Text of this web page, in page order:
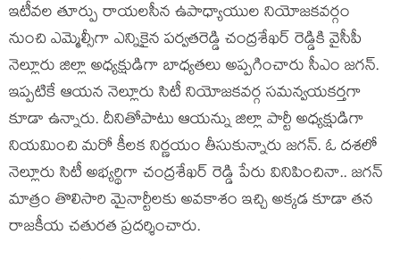
ఇటీవల తూర్పు రాయలసీన ఉపాధ్యాయుల నియోజకవర్గం
నుంచి ఎమ్మెల్సీగా ఎన్నికైన పర్వతరెడ్డి చంద్రశేఖర్ రెడ్డికి వైసీపీ
నెల్లూరు జిల్లా అధ్యక్షుడిగా బాధ్యతలు అప్పగించారు సీఎం జగన్.
ఇప్పటికే ఆయన నెల్లూరు సిటీ నియోజకవర్గ సమన్వయకర్తగా
కూడా ఉన్నారు. దీనితోపాటు ఆయన్ను జిల్లా పార్టీ అధ్యక్షుడిగా
నియమించి మరో కీలక నిర్ణయం తీసుకున్నారు జగన్. ఓ దశలో
నెల్లూరు సిటీ అభ్యర్థిగా చంద్రశేఖర్ రెడ్డి పేరు వినిపించినా.. జగన్
మాత్రం తొలిసారి మైనార్టీలకు అవకాశం ఇచ్చి అక్కడ కూడా తన
రాజకీయ చతురత ప్రదర్శించారు.